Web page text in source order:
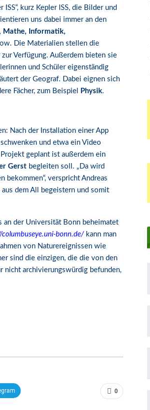
ISS“, kurz Kepler ISS, die Bilder und
uns dabei immer an den
Mathe, Informatik,
Die Materialien stellen die
Verfügung. Außerdem bieten sie
und Schüler eigenständig
der Geograf. Dabei eignen sich
Fächer, zum Beispiel Physik.
Nach der Installation einer App
und etwa ein Video
geplant ist außerdem ein
Gerst begleiten soll. „Da wird
bekommen“, verspricht Andreas
dem All begeistern und somit
an der Universität Bonn beheimatet
bonn.de/ kann man
von Naturereignissen wie
sind die einzigen, die die von den
nicht archivierungswürdig befunden,
0